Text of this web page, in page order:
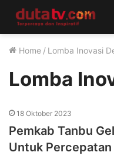
Home / Lomba Inovasi
Lomba
18 Oktober 2023
Pemkab Tanbu
Untuk